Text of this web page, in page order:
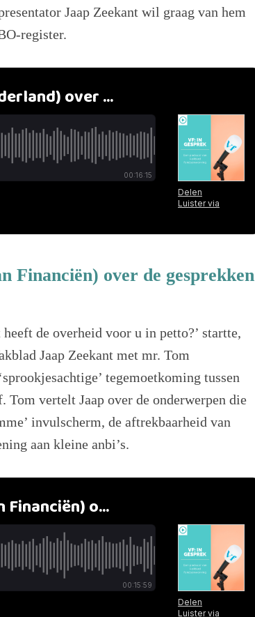
Jaap Zeekant wil graag van hem
register.
Financiën) over de gesprekken
de overheid voor u in petto?’ startte,
Jaap Zeekant met mr. Tom
tegemoetkoming tussen
Tom vertelt Jaap over de onderwerpen die
invulscherm, de aftrekbaarheid van
aan kleine anbi’s.